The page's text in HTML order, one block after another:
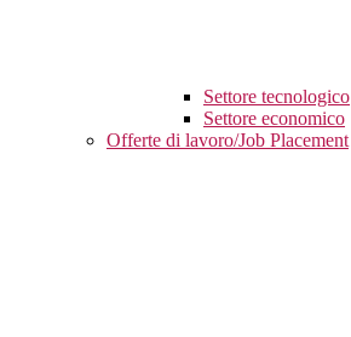
Settore tecnologico
Settore economico
Offerte di lavoro/Job Placement